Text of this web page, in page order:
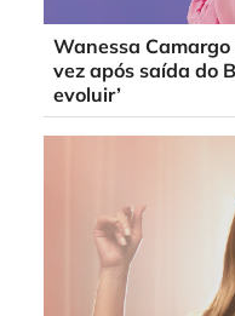
Wanessa
vez após saída do
evoluir’